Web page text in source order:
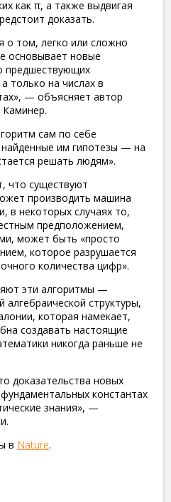
как π, а также выдвигая
доказать.
о том, легко или сложно
основывает новые
предшествующих
только на числах в
— объясняет автор
сам по себе
им гипотезы — на
решать людям».
что существуют
производить машина
в некоторых случаях то,
предположением,
может быть «просто
которое разрушается
количества цифр».
эти алгоритмы —
структуры,
которая намекает,
создавать настоящие
никогда раньше не
доказательства новых
константах
знания», —
в Nature.